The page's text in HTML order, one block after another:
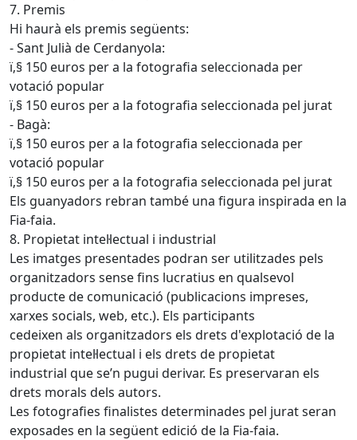
7. Premis
Hi haurà els premis següents:
- Sant Julià de Cerdanyola:
ï‚§ 150 euros per a la fotografia seleccionada per
votació popular
ï‚§ 150 euros per a la fotografia seleccionada pel jurat
- Bagà:
ï‚§ 150 euros per a la fotografia seleccionada per
votació popular
ï‚§ 150 euros per a la fotografia seleccionada pel jurat
Els guanyadors rebran també una figura inspirada en la
Fia-faia.
8. Propietat intel·lectual i industrial
Les imatges presentades podran ser utilitzades pels
organitzadors sense fins lucratius en qualsevol
producte de comunicació (publicacions impreses,
xarxes socials, web, etc.). Els participants
cedeixen als organitzadors els drets d'explotació de la
propietat intel·lectual i els drets de propietat
industrial que se’n pugui derivar. Es preservaran els
drets morals dels autors.
Les fotografies finalistes determinades pel jurat seran
exposades en la següent edició de la Fia-faia.